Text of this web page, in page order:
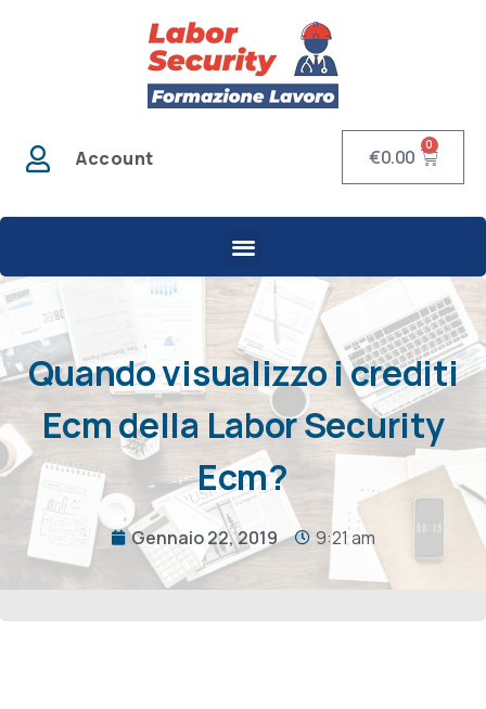
Account €0.00
0
Quando visualizzo i crediti
Ecm della Labor Security
Ecm?
Gennaio 22, 2019 9:21 am